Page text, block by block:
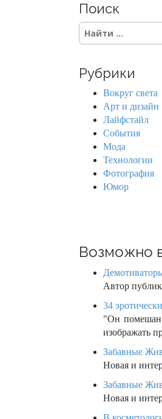
t
s
n
a
o
Поиск
S
e
c
Рубрики
Вокруг света
Арт и дизайн
Лайфстайл
События
Мода
Технологии
Фотография
Юмор
Возможно
Автор
34
"Он помешан
изображать
Забавные
Новая и
Забавные
Новая и